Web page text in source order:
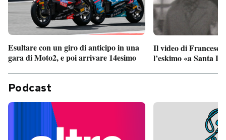
Esultare con un giro di anticipo in una
gara di Moto2, e poi arrivare 14esimo
Il video di
l’eskimo «a Santa
Podcast